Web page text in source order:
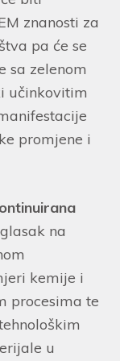
znanosti za
pa će se
sa zelenom
učinkovitim
promjene i
na
kemije i
procesima te
u